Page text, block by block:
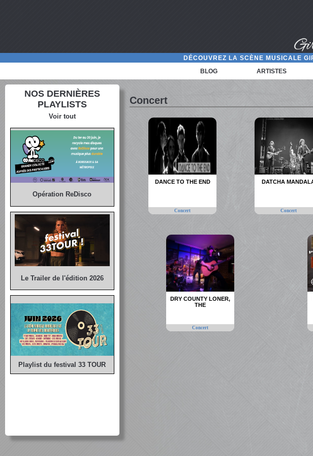
DÉCOUVREZ LA SCÈNE MUSICALE
BLOG
ARTISTES
NOS DERNIÈRES
PLAYLISTS
Voir tout
Opération ReDisco
Le Trailer de l'édition 2026
Playlist du festival 33 TOUR
Concert
DANCE TO THE END
Concert
DATCHA
Concert
DRY COUNTY LONER,
THE
Concert